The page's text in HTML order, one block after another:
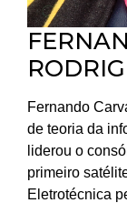
Fernando
de teoria da
liderou o
primeiro
Eletrotécnica